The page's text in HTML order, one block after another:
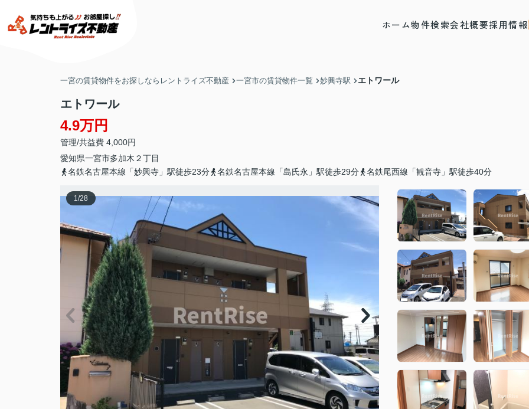
ホーム物件検索会社概要採用情報
一宮の賃貸物件をお探しならレントライズ不動産 一宮市の賃貸物件一覧 妙興寺駅 エトワール
エトワール
4.9万円
管理/共益費 4,000円
愛知県一宮市多加木 ２丁目
名鉄名古屋本線「妙興寺」駅徒歩23分
名鉄名古屋本線「島氏永」駅徒歩29分 名鉄尾西線「観音寺」駅徒歩40分
1/28